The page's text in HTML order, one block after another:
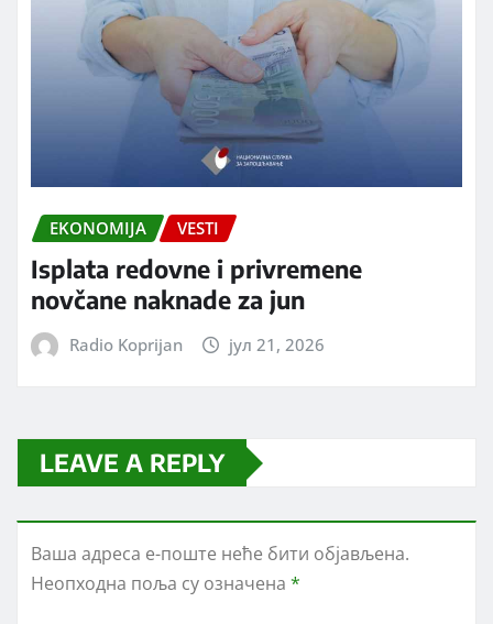
EKONOMIJA VESTI
Isplata redovne i privremene
novčane naknade za jun
Radio Koprijan јул 21, 2026
LEAVE A REPLY
Ваша адреса е-поште неће бити објављена.
Неопходна поља су означена *